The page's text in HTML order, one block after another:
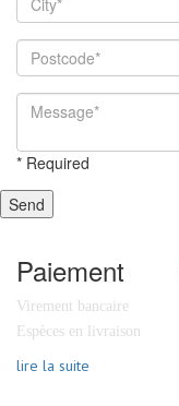
* Required
Send
Paiement
Virement bancaire
Espèces en livraison
lire la suite